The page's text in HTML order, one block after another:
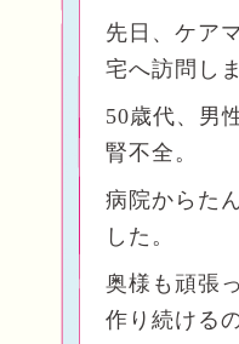
先日、ケア
宅へ訪問し
50歳代、男
腎不全。
病院からた
した。
奥様も頑張
作り続ける